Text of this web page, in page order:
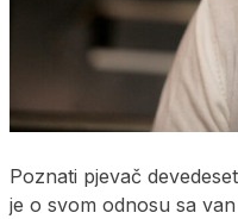
Poznati pjevač
je o svom odnosu sa